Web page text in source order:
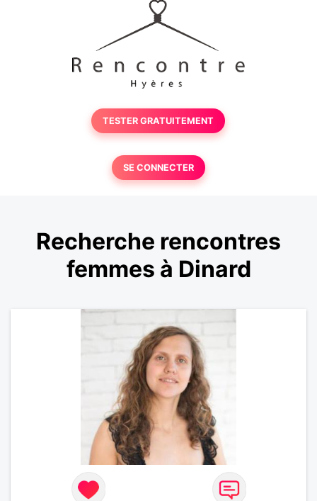
TESTER GRATUITEMENT
SE CONNECTER
Recherche rencontres
femmes à Dinard